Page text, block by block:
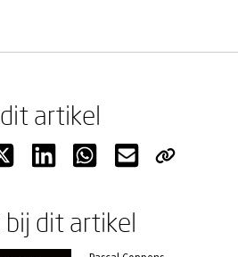
artikel
bij dit artikel